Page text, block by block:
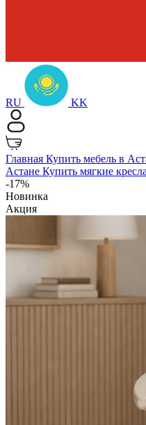
RU KK
Главная Купить мебель в
Астане Купить мягкие
-17%
Новинка
Акция